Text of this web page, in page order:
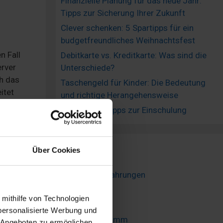
Über Cookies
von Technologien
Werbung und
Fall
das
mit
als
Tipps zur Sicherung Ihrer Zukunft
Clever schenken: 5 Spartipps für ein
budgetfreundliches Weihnachtsfest
Debitkarte vs. Kreditkarte: Was sind die
Unterschiede?
Taschengeld für Kinder: Die Bedeutung
und richtige Herangehensweise
Clevere Spartipps zur Einschulung
Wissen
VEXCASH Erfahrungen
Newsletter
Partnerprogramm